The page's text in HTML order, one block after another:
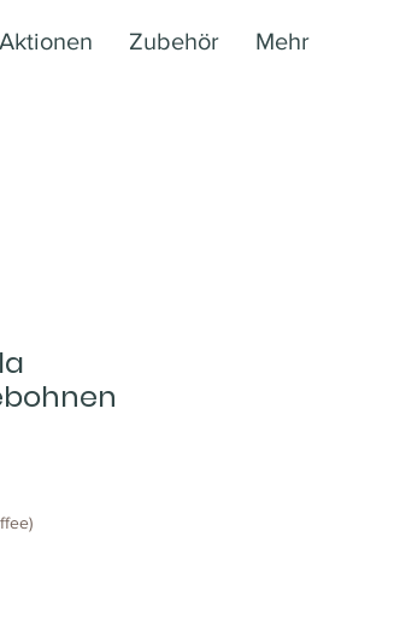
Zubehör Mehr